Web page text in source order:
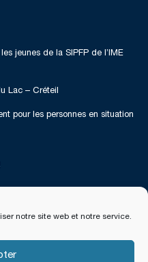
notre site web et notre service.
jeunes de la SIPFP de l’IME
Lac – Créteil
pour les personnes en situation